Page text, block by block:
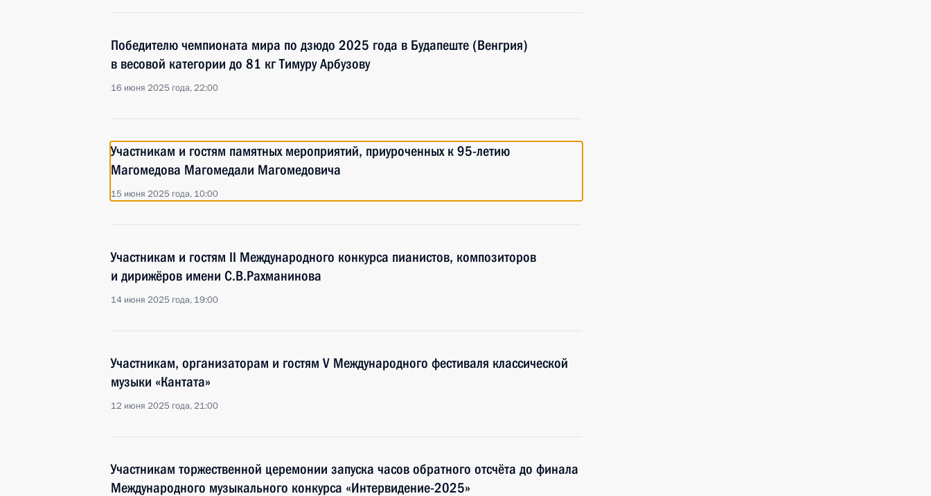
Победителю чемпионата мира по дзюдо 2025 года в Будапеште (Венгрия)
в весовой категории до 81 кг Тимуру Арбузову
16 июня 2025 года, 22:00
Участникам и гостям памятных мероприятий, приуроченных к 95-летию
Магомедова Магомедали Магомедовича
15 июня 2025 года, 10:00
Участникам и гостям II Международного конкурса пианистов, композиторов
и дирижёров имени С.В.Рахманинова
14 июня 2025 года, 19:00
Участникам, организаторам и гостям V Международного фестиваля классической
музыки «Кантата»
12 июня 2025 года, 21:00
Участникам торжественной церемонии запуска часов обратного отсчёта до финала
Международного музыкального конкурса «Интервидение-2025»